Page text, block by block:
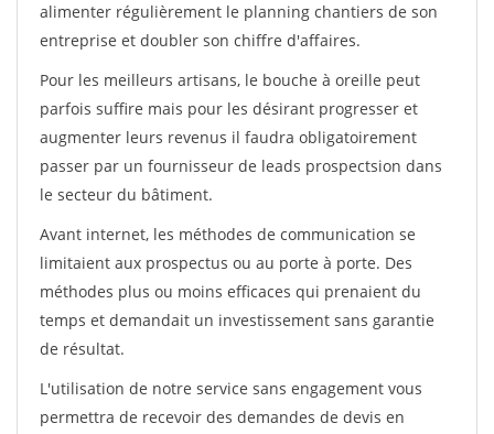
alimenter régulièrement le planning chantiers de son
entreprise et doubler son chiffre d'affaires.
Pour les meilleurs artisans, le bouche à oreille peut
parfois suffire mais pour les désirant progresser et
augmenter leurs revenus il faudra obligatoirement
passer par un fournisseur de leads prospectsion dans
le secteur du bâtiment.
Avant internet, les méthodes de communication se
limitaient aux prospectus ou au porte à porte. Des
méthodes plus ou moins efficaces qui prenaient du
temps et demandait un investissement sans garantie
de résultat.
L'utilisation de notre service sans engagement vous
permettra de recevoir des demandes de devis en